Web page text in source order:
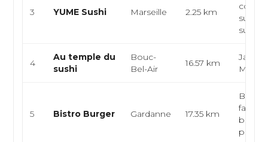
3 YUME Sushi Marseille 2.25 km
sushi
sushi,
4
Au temple du
sushi
Bouc-
Bel-Air
16.57 km
Maki
5 Bistro Burger Gardanne 17.35 km
fait
bistrot
pro...